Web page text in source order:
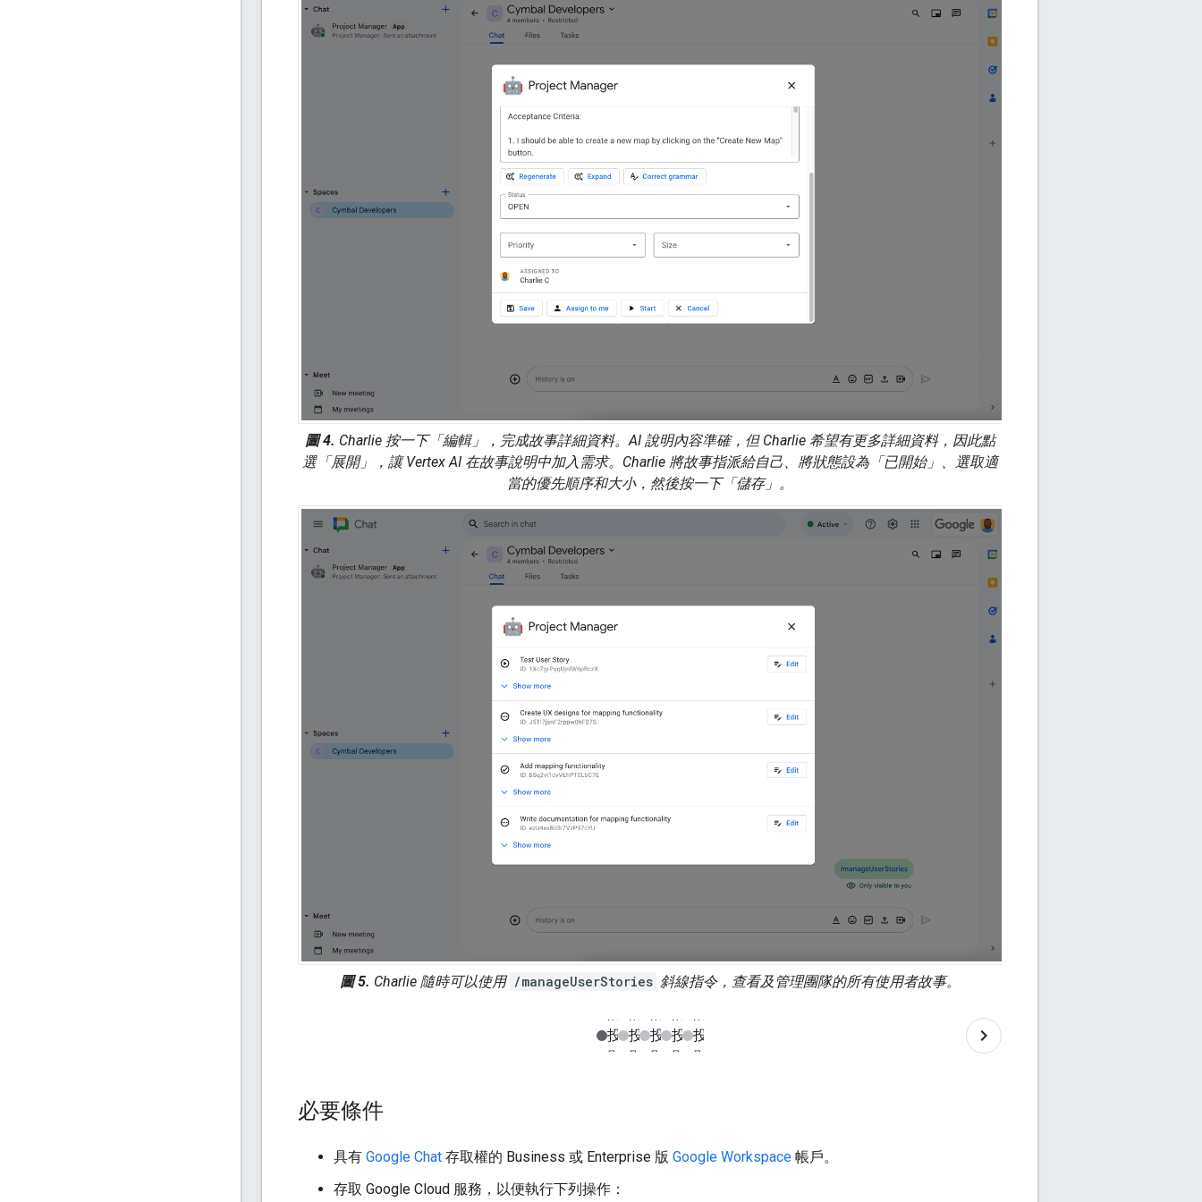
圖 4. Charlie 按一下「編輯」
，完成故事詳細資料。AI 說明內容準確，但 Charlie 希望有更多詳細資料，因此點
選「展開」
，讓 Vertex AI 在故事說明中加入需求。Charlie 將故事指派給自己、將狀態設為「已開始」、選取適
當的優先順序和大小，然後按一下「儲存」 。
圖 5. Charlie 隨時可以使用 /manageUserStories 斜線指令，查看及管理團隊的所有使用者故事。
必要條件
具有 Google Chat 存取權的 Business 或 Enterprise 版 Google Workspace 帳戶。
存取 Google Cloud 服務，以便執行下列操作：